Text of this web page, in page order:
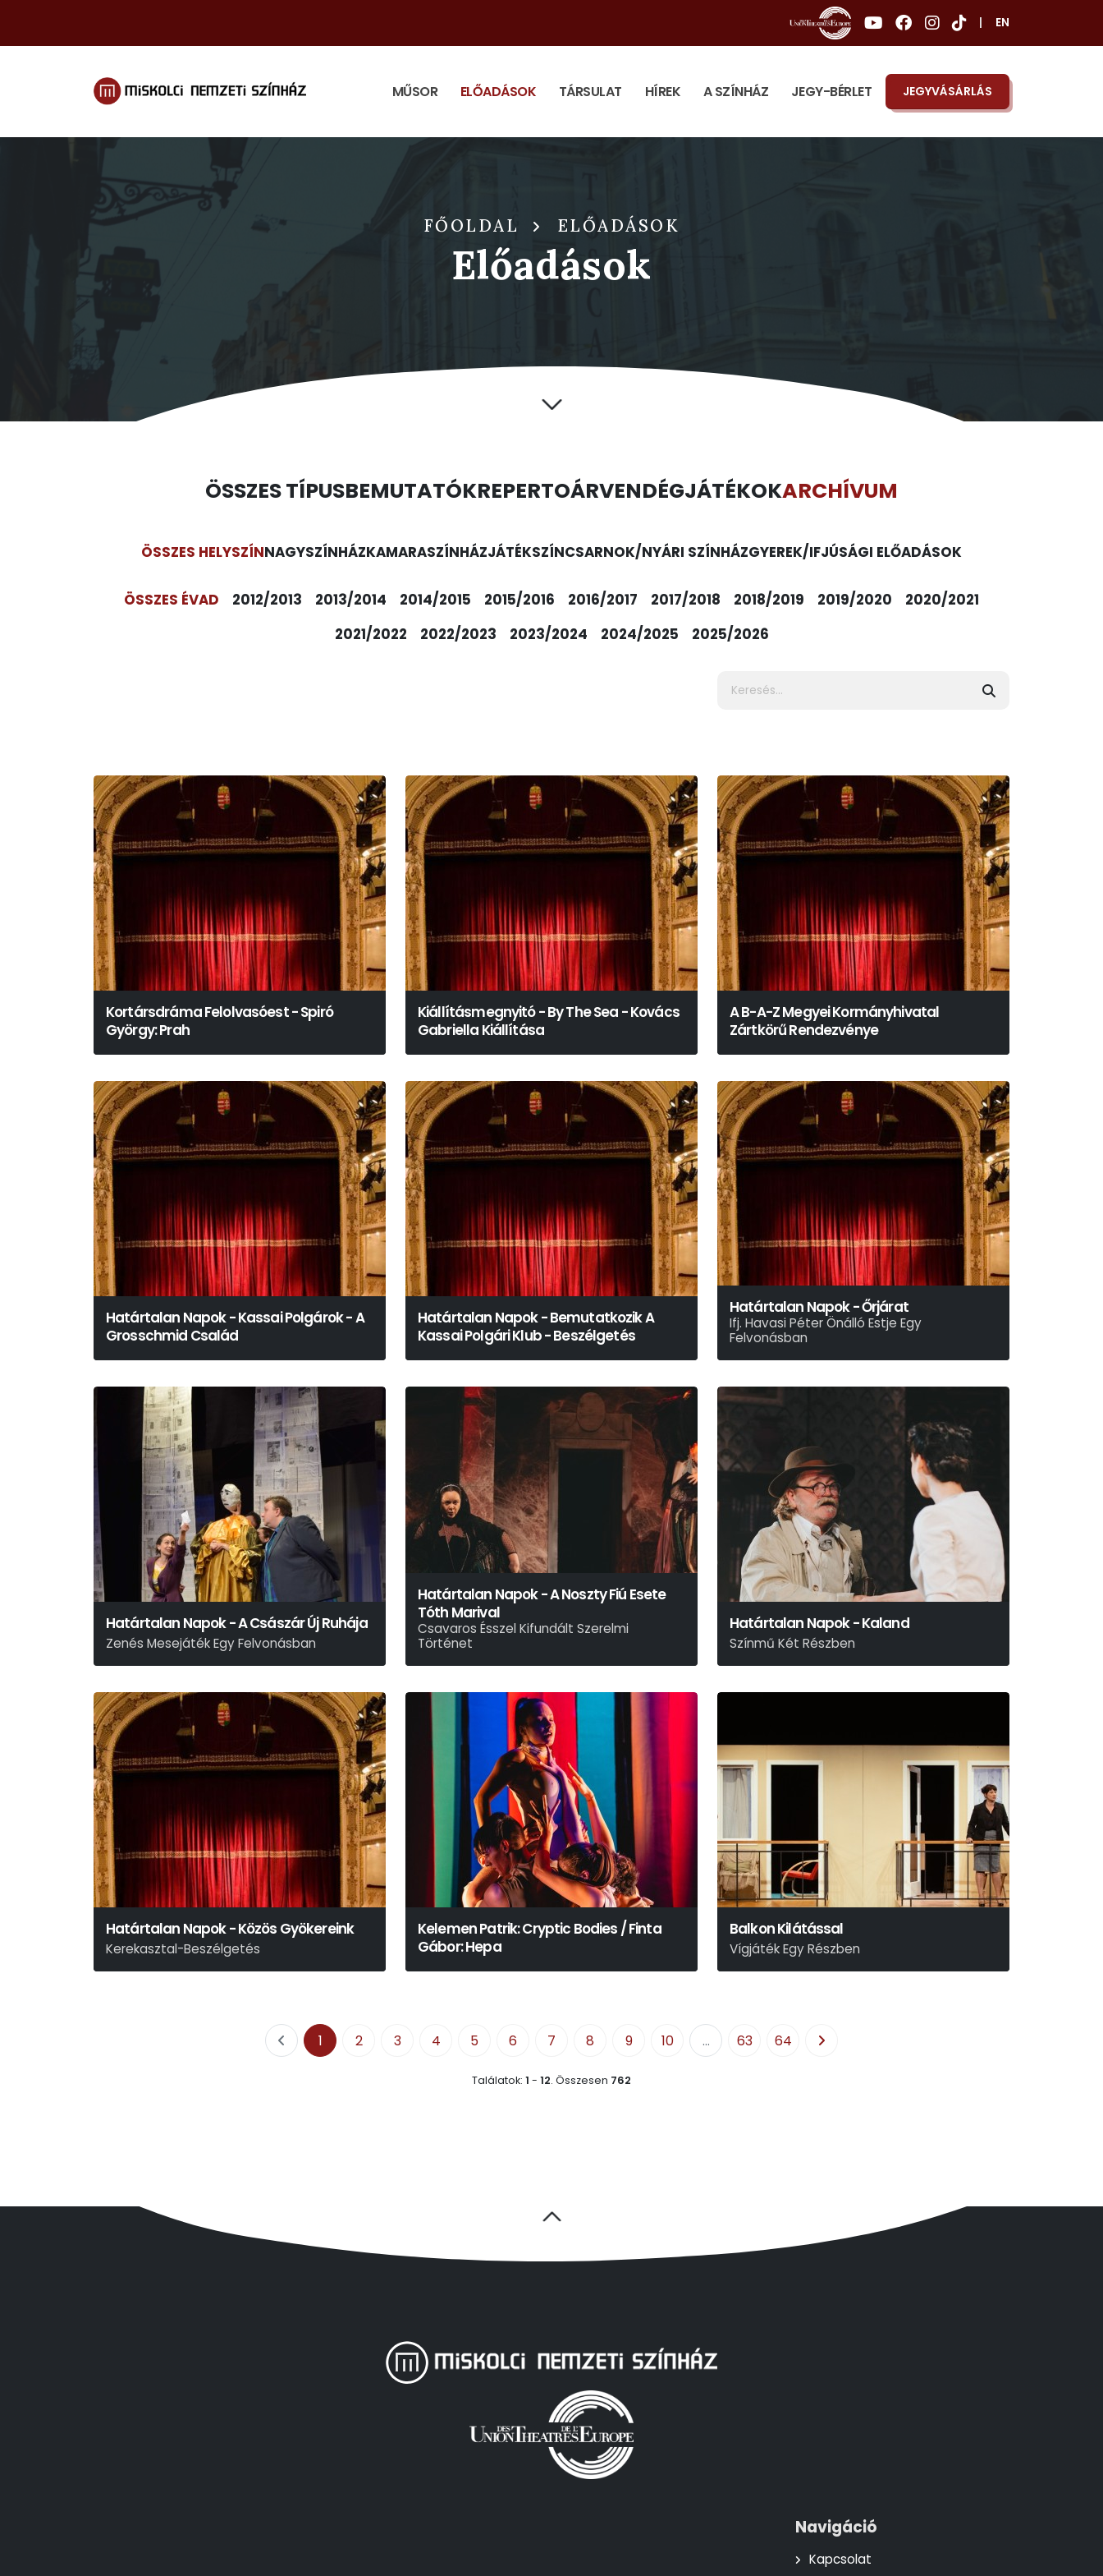
EN
MŰSOR ELŐADÁSOK TÁRSULAT HÍREK A SZÍNHÁZ JEGY-BÉRLET JEGYVÁSÁRLÁS
FŐOLDAL ELŐADÁSOK
Előadások
ÖSSZES TÍPUSBEMUTATÓKREPERTOÁRVENDÉGJÁTÉKOKARCHÍVUM
ÖSSZES HELYSZÍNNAGYSZÍNHÁZKAMARASZÍNHÁZJÁTÉKSZÍNCSARNOK/NYÁRI SZÍNHÁZGYEREK/IFJÚSÁGI ELŐADÁSOK
ÖSSZES ÉVAD 2012/2013 2013/2014 2014/2015 2015/2016 2016/2017 2017/2018 2018/2019 2019/2020
2020/2021
2021/2022
2022/2023 2023/2024 2024/2025 2025/2026
Kortársdráma Felolvasóest - Spiró
György: Prah
Kiállításmegnyitó - By The Sea - Kovács
Gabriella Kiállítása
A B-A-Z Megyei Kormányhivatal
Zártkörű Rendezvénye
Határtalan Napok - Kassai Polgárok - A
Grosschmid Család
Határtalan Napok - Bemutatkozik A
Kassai Polgári Klub - Beszélgetés
Határtalan Napok - Őrjárat
Ifj. Havasi Péter Önálló Estje Egy
Felvonásban
Határtalan Napok - A Császár Új Ruhája
Zenés Mesejáték Egy Felvonásban
Hans Christian Andersen
Határtalan Napok - A Noszty Fiú Esete
Tóth Marival
Csavaros Ésszel Kifundált Szerelmi
Történet
Mikszáth Kálmán - Gyarmati Kata
Határtalan Napok - Kaland
Színmű Két Részben
Márai Sándor
Határtalan Napok - Közös Gyökereink
Kerekasztal-Beszélgetés
Kelemen Patrik: Cryptic Bodies / Finta
Gábor: Hepa
Balkon Kilátással
Vígjáték Egy Részben
Wil Calhoun
1 2 3 4 5 6 7 8 9 10 ... 63 64
Találatok: 1 - 12. Összesen 762
Navigáció
Kapcsolat